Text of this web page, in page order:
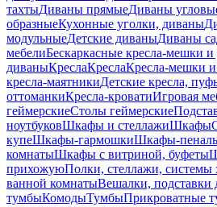
тахтыДиваны прямыеДиваны
образныеКухонные уголки, диваны
модульныеДетские диваныДиваны
мебелиБескаркасные кресла-мешки
диваныКреслаКреслаКресла-мешки
кресла-маятникиДетские кресла,
оттоманкиКресла-кроватиИгровая
геймерскиеСтолы геймерские
ноутбуковШкафы и стеллажиШкафы
купеШкафы-гармошкиШкафы-
комнатыШкафы с витриной, буфеты
прихожуюПолки, стеллажи, системы
ванной комнатыВешалки, подставки
тумбыКомодыТумбыПрикроватные